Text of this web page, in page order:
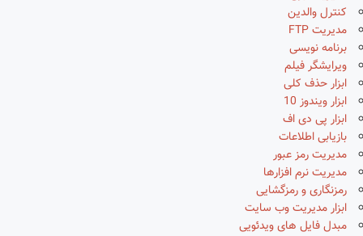
کنترل والدین
مدیریت FTP
برنامه نویسی
ویرایشگر فیلم
ابزار حذف کلی
ابزار ویندوز 10
ابزار پی دی اف
بازیابی اطلاعات
مدیریت رمز عبور
مدیریت نرم افزارها
رمزنگاری و رمزگشایی
ابزار مدیریت وب سایت
مبدل فایل های ویدئویی